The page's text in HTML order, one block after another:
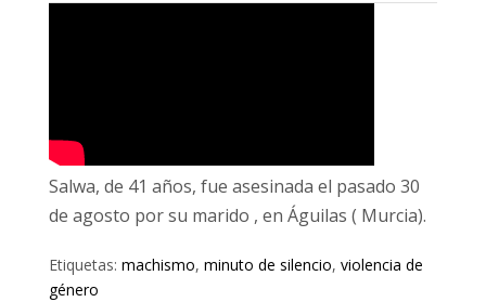
Salwa, de 41 años, fue asesinada el pasado 30
de agosto por su marido , en Águilas ( Murcia).
Etiquetas: machismo, minuto de silencio, violencia de
género